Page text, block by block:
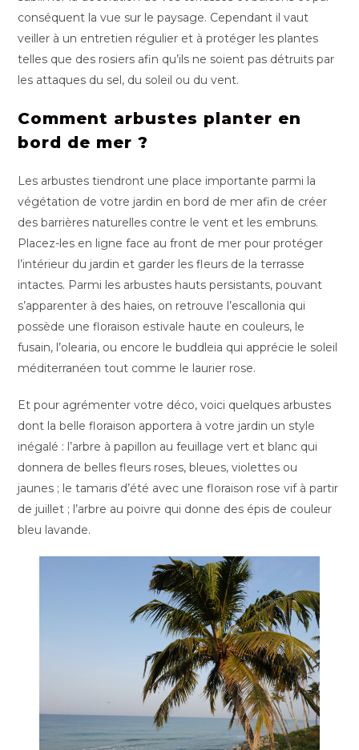
conséquent la vue sur le paysage. Cependant il vaut
veiller à un entretien régulier et à protéger les plantes
telles que des rosiers afin qu’ils ne soient pas détruits par
les attaques du sel, du soleil ou du vent.
Comment arbustes planter en
bord de mer ?
Les arbustes tiendront une place importante parmi la
végétation de votre jardin en bord de mer afin de créer
des barrières naturelles contre le vent et les embruns.
Placez-les en ligne face au front de mer pour protéger
l’intérieur du jardin et garder les fleurs de la terrasse
intactes. Parmi les arbustes hauts persistants, pouvant
s’apparenter à des haies, on retrouve l’escallonia qui
possède une floraison estivale haute en couleurs, le
fusain, l’olearia, ou encore le buddleia qui apprécie le soleil
méditerranéen tout comme le laurier rose.
Et pour agrémenter votre déco, voici quelques arbustes
dont la belle floraison apportera à votre jardin un style
inégalé : l’arbre à papillon au feuillage vert et blanc qui
donnera de belles fleurs roses, bleues, violettes ou
jaunes ; le tamaris d’été avec une floraison rose vif à partir
de juillet ; l’arbre au poivre qui donne des épis de couleur
bleu lavande.